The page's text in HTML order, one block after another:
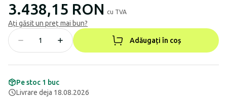
3.438,15 RON cu TVA
Ați găsit un preț mai bun?
Adăugați în coș
Pe stoc 1 buc
Livrare deja 18.08.2026